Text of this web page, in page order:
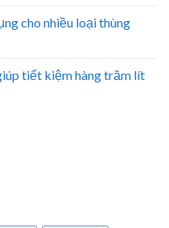
cho nhiều loại thùng
tiết kiệm hàng trăm lít